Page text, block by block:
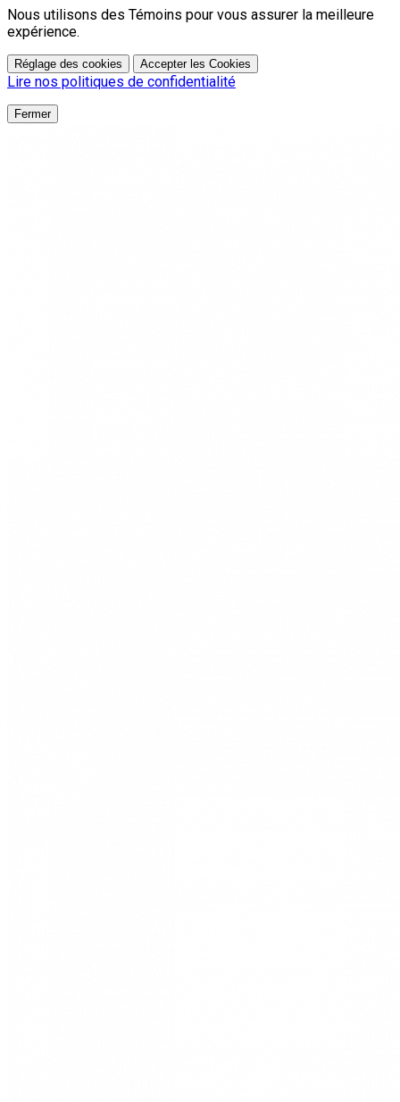
Accepter les Cookies sélectionnés
Nous utilisons des Témoins pour vous assurer la meilleure
expérience.
Réglage des cookies
Lire nos politiques de confidentialité